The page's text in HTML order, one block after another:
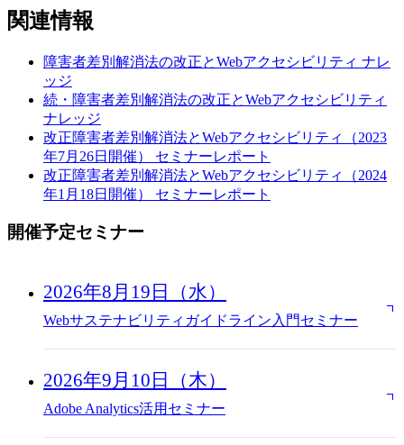
関連情報
障害者差別解消法の改正とWebアクセシビリティ ナレ
ッジ
続・障害者差別解消法の改正とWebアクセシビリティ
ナレッジ
改正障害者差別解消法とWebアクセシビリティ（2023
年7月26日開催） セミナーレポート
改正障害者差別解消法とWebアクセシビリティ（2024
年1月18日開催） セミナーレポート
開催予定セミナー
2026年8月19日（水）
Webサステナビリティガイドライン入門セミナー
2026年9月10日（木）
Adobe Analytics活用セミナー